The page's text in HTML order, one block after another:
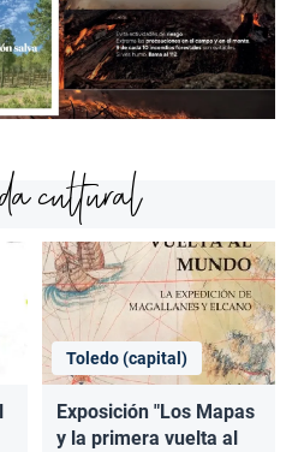
cultural
Toledo (capital)
Exposición "Los Mapas
y la primera vuelta al